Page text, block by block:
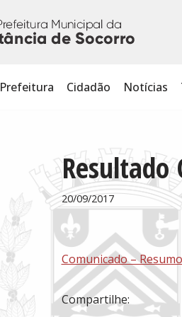
Prefeitura Cidadão Notícias
Resultado
20/09/2017
Comunicado –
Compartilhe: